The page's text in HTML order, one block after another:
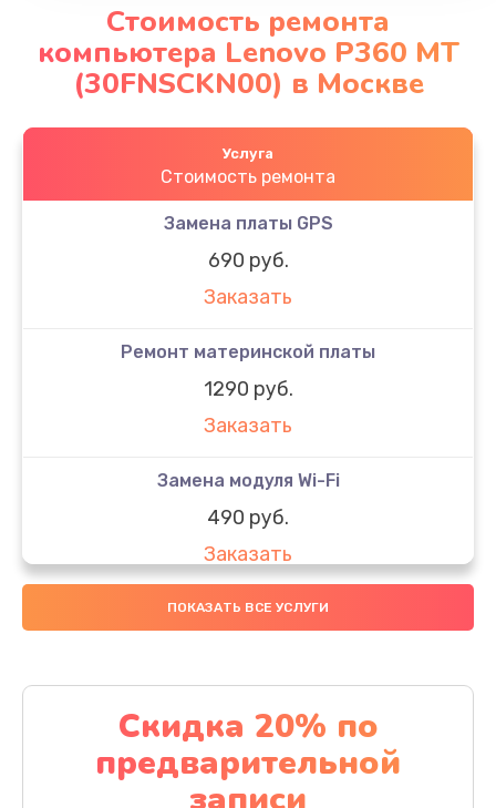
Стоимость ремонта
компьютера Lenovo P360 MT
(30FNSCKN00) в Москве
Услуга
Стоимость ремонта
Замена платы GPS
690 руб.
Заказать
Ремонт материнской платы
1290 руб.
Заказать
Замена модуля Wi-Fi
490 руб.
Заказать
Замена микрофона
Заказать
Замена аккумулятора
1130 руб.
ПОКАЗАТЬ ВСЕ УСЛУГИ
Скидка 20% по
предварительной